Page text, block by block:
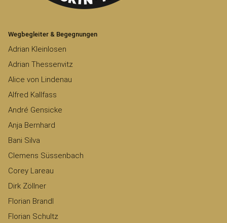
Wegbegleiter & Begegnungen
Adrian Kleinlosen
Adrian Thessenvitz
Alice von Lindenau
Alfred Kallfass
André Gensicke
Anja Bernhard
Bani Silva
Clemens Süssenbach
Corey Lareau
Dirk Zöllner
Florian Brandl
Florian Schultz